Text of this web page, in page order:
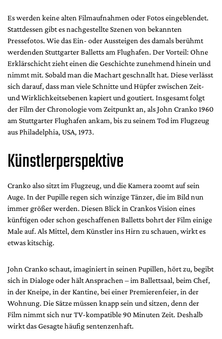
Shop / Abo
Newsletter
Redaktion
Autor:innen
Partner
Mediadaten
Suche
Es werden keine alten Filmaufnahmen oder Fotos eingeblendet.
Stattdessen gibt es nachgestellte Szenen von bekannten
Pressefotos. Wie das Ein- oder Aussteigen des damals berühmt
werdenden Stuttgarter Balletts am Flughafen. Der Vorteil: Ohne
Erklärschicht zieht einen die Geschichte zunehmend hinein und
nimmt mit. Sobald man die Machart geschnallt hat. Diese verlässt
sich darauf, dass man viele Schnitte und Hüpfer zwischen Zeit-
und Wirklichkeitsebenen kapiert und goutiert. Insgesamt folgt
der Film der Chronologie vom Zeitpunkt an, als John Cranko 1960
am Stuttgarter Flughafen ankam, bis zu seinem Tod im Flugzeug
aus Philadelphia, USA, 1973.
Künstlerperspektive
Cranko also sitzt im Flugzeug, und die Kamera zoomt auf sein
Auge. In der Pupille regen sich winzige Tänzer, die im Bild nun
immer größer werden. Diesen Blick in Crankos Vision eines
künftigen oder schon geschaffenen Balletts bohrt der Film einige
Male auf. Als Mittel, dem Künstler ins Hirn zu schauen, wirkt es
etwas kitschig.
John Cranko schaut, imaginiert in seinen Pupillen, hört zu, begibt
sich in Dialoge oder hält Ansprachen – im Ballettsaal, beim Chef,
in der Kneipe, in der Kantine, bei einer Premierenfeier, in der
Wohnung. Die Sätze müssen knapp sein und sitzen, denn der
Film nimmt sich nur TV-kompatible 90 Minuten Zeit. Deshalb
wirkt das Gesagte häufig sentenzenhaft.